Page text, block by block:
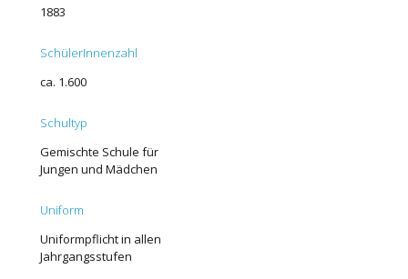
1883
SchülerInnenzahl
ca. 1.600
Schultyp
Gemischte Schule für
Jungen und Mädchen
Uniform
Uniformpflicht in allen
Jahrgangsstufen